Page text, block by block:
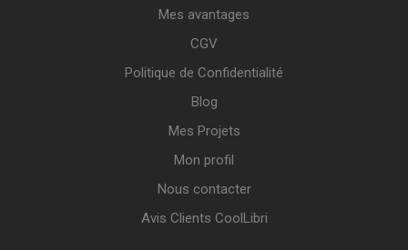
Mes avantages
CGV
Politique de Confidentialité
Blog
Mes Projets
Mon profil
Nous contacter
Avis Clients CoolLibri